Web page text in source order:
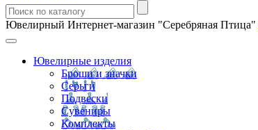
Ювелирный Интернет-магазин "Серебряная Птица"
Ювелирные изделия
Броши и значки
Серьги
Подвески
Сувениры
Комплекты